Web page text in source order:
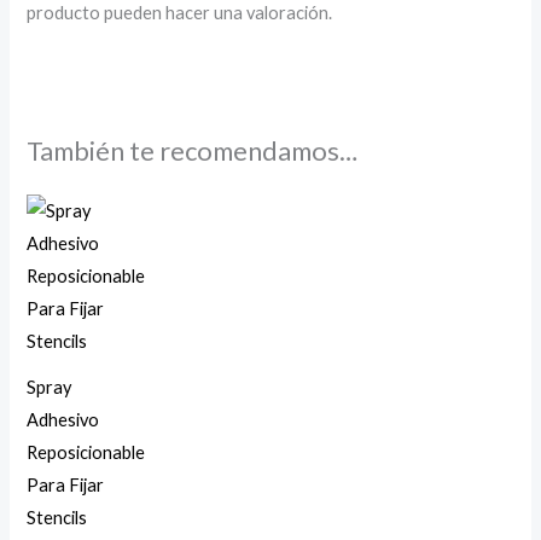
producto pueden hacer una valoración.
También te recomendamos…
Spray
Adhesivo
Reposicionable
Para Fijar
Stencils